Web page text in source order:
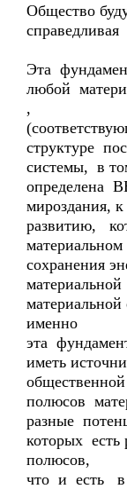
Общество
Эта
любой
,
структуре
системы, в
определена
мироздания,
развитию,
сохранения
именно
эта
иметь
полюсов
разные
которых есть
полюсов,
что и есть в